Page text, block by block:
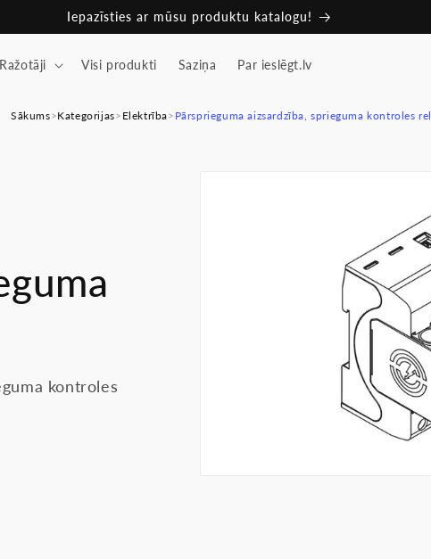
Iepazīsties ar mūsu produktu katalogu!
Ražotāji Visi produkti Saziņa Par ieslēgt.lv
Sākums>Kategorijas> Elektrība> Pārsprieguma aizsardzība, sprieguma kontroles rel
kontroles